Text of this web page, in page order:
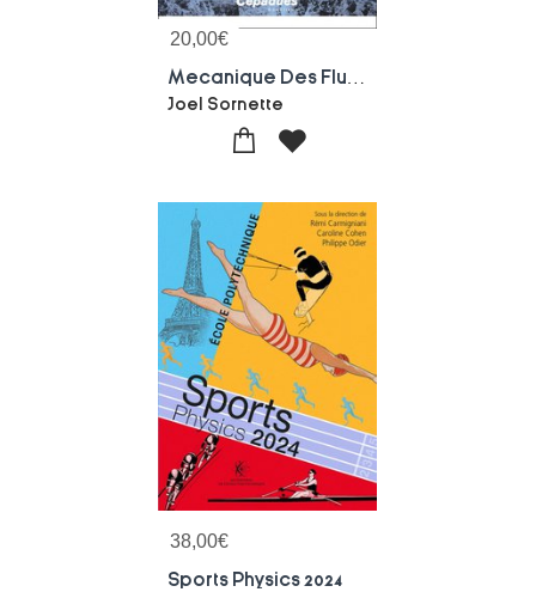
20,00€
Joel Sornette
38,00€
Sports Physics 2024